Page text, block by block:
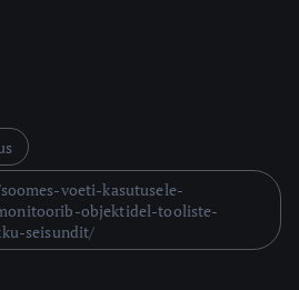
voeti-kasutusele-
objektidel-tooliste-
seisundit/